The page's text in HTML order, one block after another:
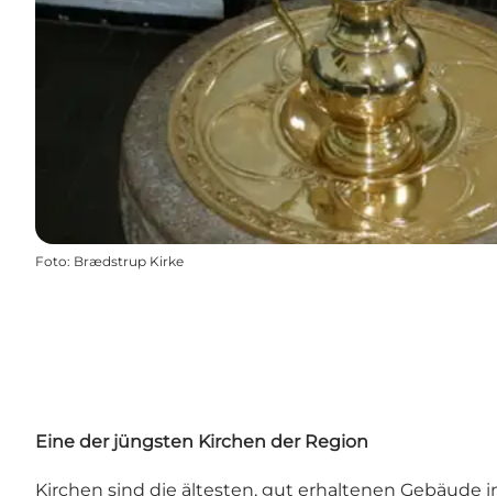
Foto: Brædstrup Kirke
Eine der jüngsten Kirchen der Region
Kirchen sind die ältesten, gut erhaltenen Gebäude